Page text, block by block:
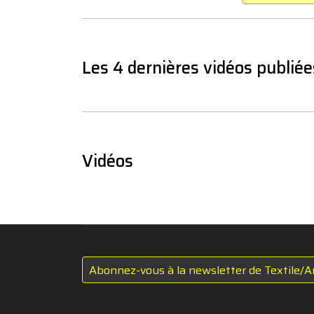
Les 4 dernières vidéos
Vidéos
Abonnez-vous à la newsletter de Textile/